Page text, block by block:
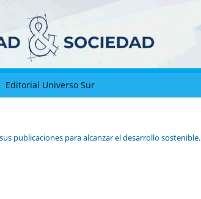
Editorial Universo Sur
publicaciones para alcanzar el desarrollo sostenible.